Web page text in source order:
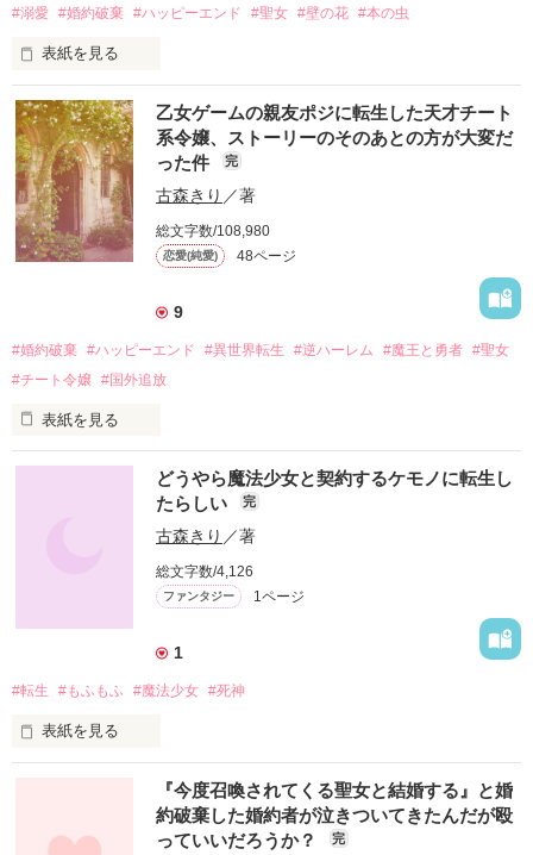
#溺愛 #婚約破棄 #ハッピーエンド #聖女 #壁の花 #本の虫
表紙を見る
戦乱に悩まされる世界――エヴァオラードゥ。
最大大国、ロゲオス帝国第三皇子、ジルグロッセは聖人聖女を
多く輩出しているティヴァロニ王国王太子の誕生パーティーに
招かれる。
そこで、壁の花になっている地味な令嬢に一目惚れ。
婚約者に蔑ろにされていると知って、そのまま婚約破棄させ国
にお持ち帰りすることにした。
読書大好きだという彼女、シャーリーは知識の聖女しか読めな
乙女ゲームの親友ポジに転生した天才チート
系令嬢、ストーリーのそのあとの方が大変だ
った件
完
古森きり ／著
総文字数/108,980
恋愛(純愛) 48ページ
9
#婚約破棄 #ハッピーエンド #異世界転生 #逆ハーレム #魔王と勇者 #聖女
#チート令嬢 #国外追放
表紙を見る
前世で遊んでいたRPG系乙女ゲーム『覇者の集い』。
その主人公のライバル兼親友ポジションの公爵令嬢、レイス・
トゥワイエットに転生した私。
魔王討伐の旅に出て帰ってくると、婚約者の王太子に婚約破
もー、なんでこんなことに、と思いつつ、それならそれでスト
ーリー後をめいっぱい楽しんじゃおう！
どうやら魔法少女と契約するケモノに転生し
たらしい
完
古森きり ／著
総文字数/4,126
ファンタジー 1ページ
1
#転生 #もふもふ #魔法少女 #死神
表紙を見る
小学生の頃に癌になり、緩和ケアで生きてきたがついに、俺
にもお迎えが来た。
しかし、そんな俺の目の前に不思議な映像が流れ、次の瞬間
――魔法少女を探さなければならない、という強い使命感が俺
『今度召喚されてくる聖女と結婚する』と婚
約破棄した婚約者が泣きついてきたんだが殴
っていいだろうか？
完